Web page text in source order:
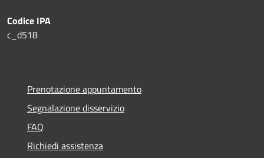
Codice IPA
c_d518
Prenotazione appuntamento
Segnalazione disservizio
FAQ
Richiedi assistenza